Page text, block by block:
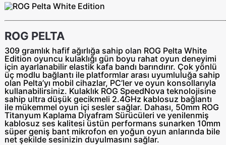
ROG PELTA
309 gramlık hafif ağırlığa sahip olan ROG Pelta White
Edition oyuncu kulaklığı gün boyu rahat oyun deneyimi
için ayarlanabilir elastik kafa bandı barındırır. Çok yönlü
üç modlu bağlantı ile platformlar arası uyumluluğa sahip
olan Pelta’yı mobil cihazlar, PC’ler ve oyun konsollarıyla
kullanabilirsiniz. Kulaklık ROG SpeedNova teknolojisine
sahip ultra düşük gecikmeli 2.4GHz kablosuz bağlantı
ile mükemmel oyun içi sesler sağlar. Dahası, 50mm ROG
Titanyum Kaplama Diyafram Sürücüleri ve yenilenmiş
kablosuz ses kalitesi üstün performans sunarken 10mm
süper geniş bant mikrofon en yoğun oyun anlarında bile
net şekilde sesinizin duyulmasını sağlar.